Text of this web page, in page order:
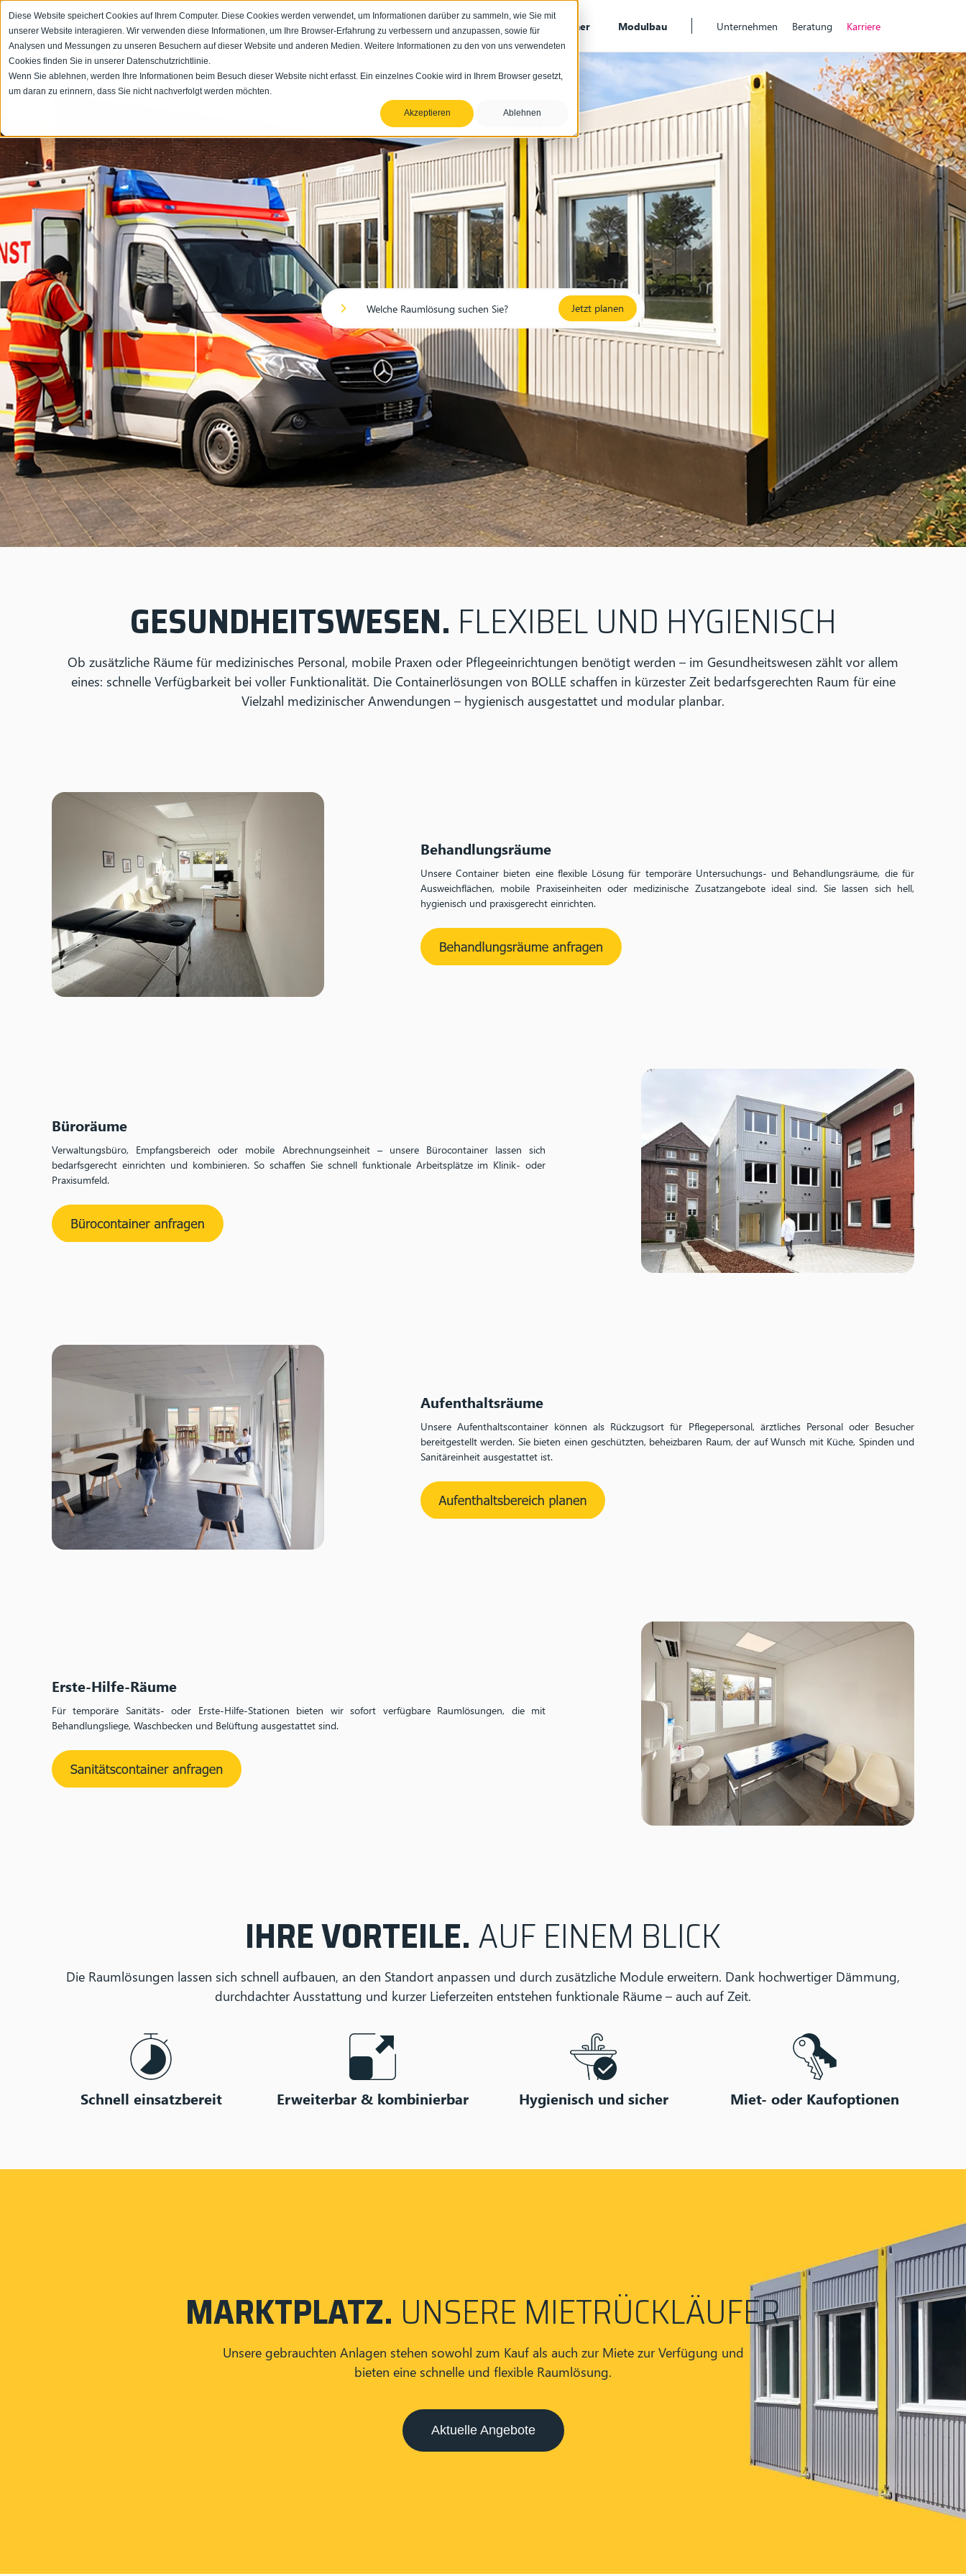
Diese Website speichert Cookies auf Ihrem Computer. Diese Cookies werden verwendet, um Informationen darüber zu sammeln, wie Sie mit
unserer Website interagieren. Wir verwenden diese Informationen, um Ihre Browser-Erfahrung zu verbessern und anzupassen, sowie für
Analysen und Messungen zu unseren Besuchern auf dieser Website und anderen Medien. Weitere Informationen zu den von uns verwendeten
Cookies finden Sie in unserer Datenschutzrichtlinie.
Wenn Sie ablehnen, werden Ihre Informationen beim Besuch dieser Website nicht erfasst. Ein einzelnes Cookie wird in Ihrem Browser gesetzt,
um daran zu erinnern, dass Sie nicht nachverfolgt werden möchten.
Akzeptieren Ablehnen
Container Modulbau Unternehmen Beratung Karriere
Jetzt planen
GESUNDHEITSWESEN. FLEXIBEL UND HYGIENISCH
Ob zusätzliche Räume für medizinisches Personal, mobile Praxen oder Pflegeeinrichtungen benötigt werden – im Gesundheitswesen zählt vor allem
eines: schnelle Verfügbarkeit bei voller Funktionalität. Die Containerlösungen von BOLLE schaffen in kürzester Zeit bedarfsgerechten Raum für eine
Vielzahl medizinischer Anwendungen – hygienisch ausgestattet und modular planbar.
Behandlungsräume
Unsere Container bieten eine flexible Lösung für temporäre Untersuchungs- und Behandlungsräume, die für
Ausweichflächen, mobile Praxiseinheiten oder medizinische Zusatzangebote ideal sind. Sie lassen sich hell,
hygienisch und praxisgerecht einrichten.
Büroräume
Verwaltungsbüro, Empfangsbereich oder mobile Abrechnungseinheit – unsere Bürocontainer lassen sich
bedarfsgerecht einrichten und kombinieren. So schaffen Sie schnell funktionale Arbeitsplätze im Klinik- oder
Praxisumfeld.
Aufenthaltsräume
Unsere Aufenthaltscontainer können als Rückzugsort für Pflegepersonal, ärztliches Personal oder Besucher
bereitgestellt werden. Sie bieten einen geschützten, beheizbaren Raum, der auf Wunsch mit Küche, Spinden und
Sanitäreinheit ausgestattet ist.
Erste-Hilfe-Räume
Für temporäre Sanitäts- oder Erste-Hilfe-Stationen bieten wir sofort verfügbare Raumlösungen, die mit
Behandlungsliege, Waschbecken und Belüftung ausgestattet sind.
IHRE VORTEILE.AUF EINEM BLICK
Die Raumlösungen lassen sich schnell aufbauen, an den Standort anpassen und durch zusätzliche Module erweitern. Dank hochwertiger Dämmung,
durchdachter Ausstattung und kurzer Lieferzeiten entstehen funktionale Räume – auch auf Zeit.
Schnell einsatzbereit Erweiterbar & kombinierbar Hygienisch und sicher Miet- oder Kaufoptionen
MARKTPLATZ. UNSERE MIETRÜCKLÄUFER
Unsere gebrauchten Anlagen stehen sowohl zum Kauf als auch zur Miete zur Verfügung und
bieten eine schnelle und flexible Raumlösung.
Aktuelle Angebote